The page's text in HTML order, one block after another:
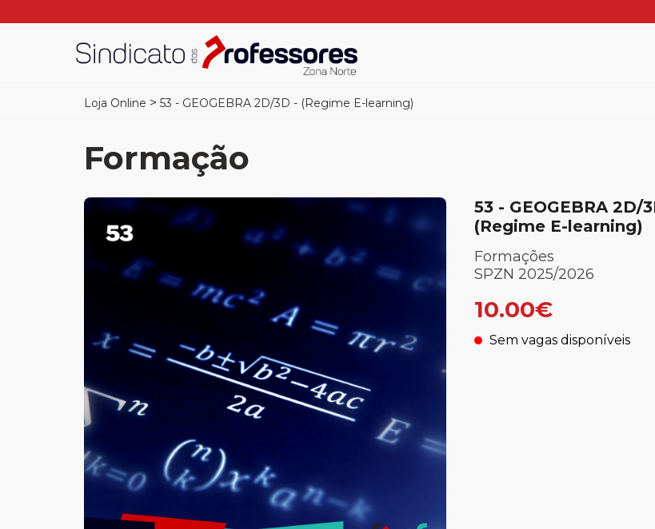
Loja Online > 53 - GEOGEBRA 2D/3D - (Regime E-learning)
Formação
53 - GEOGEBRA 2D/
(Regime E-learning)
Formações
SPZN 2025/2026
10.00€
. Sem vagas disponíveis